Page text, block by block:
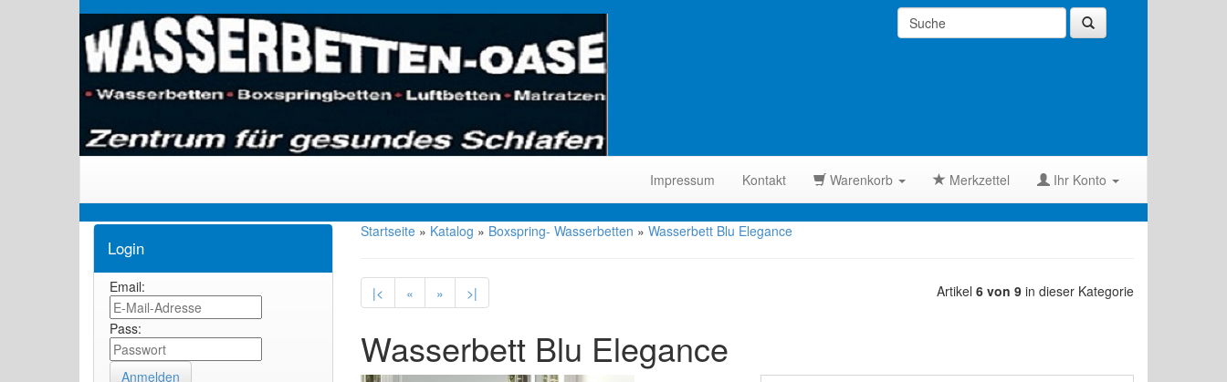
Impressum Kontakt Warenkorb Merkzettel Ihr Konto
Login
Email:
Pass:
Startseite» Katalog » Boxspring- Wasserbetten » Wasserbett Blu Elegance
|< « » >| Artikel 6 von 9 in dieser Kategorie
Wasserbett Blu Elegance